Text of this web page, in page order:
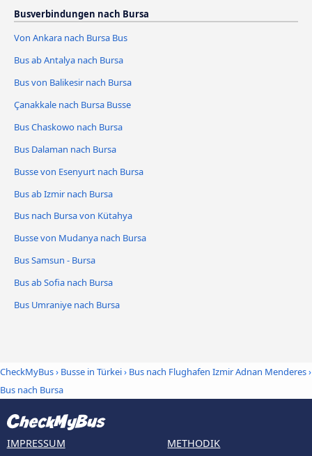
Busverbindungen nach Bursa
Von Ankara nach Bursa Bus
Bus ab Antalya nach Bursa
Bus von Balikesir nach Bursa
Çanakkale nach Bursa Busse
Bus Chaskowo nach Bursa
Bus Dalaman nach Bursa
Busse von Esenyurt nach Bursa
Bus ab Izmir nach Bursa
Bus nach Bursa von Kütahya
Busse von Mudanya nach Bursa
Bus Samsun - Bursa
Bus ab Sofia nach Bursa
Bus Umraniye nach Bursa
CheckMyBus› Busse in Türkei› Bus nach Flughafen Izmir Adnan Menderes›
Bus nach Bursa
IMPRESSUM
METHODIK